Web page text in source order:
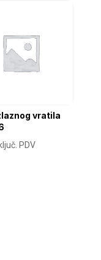
vratila
PDV